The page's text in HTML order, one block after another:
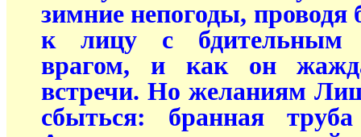
зимние непогоды, проводя
к лицу с бдительным
врагом, и как он
встречи. Но желаниям
сбыться: бранная